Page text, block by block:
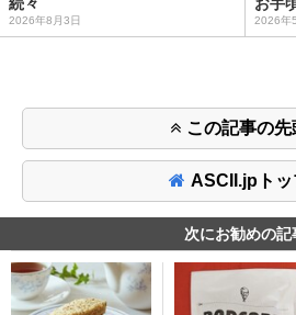
2026年8月3日 2026年
この記事の先
ASCII.jpトッ
次にお勧めの記